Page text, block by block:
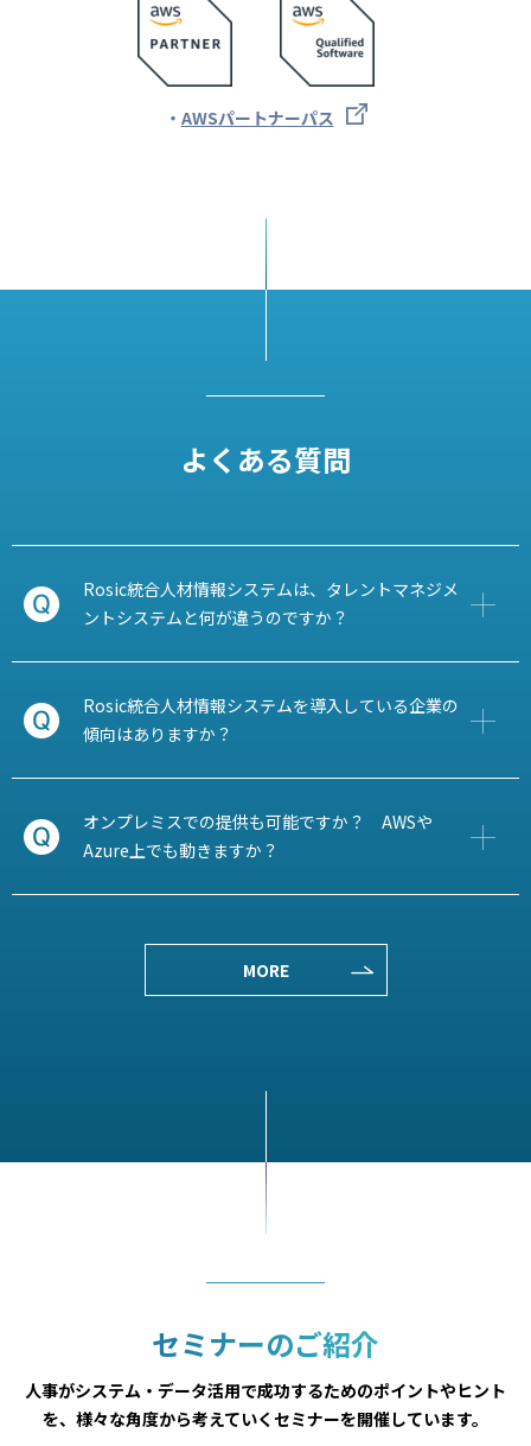
AWSパートナーパス
よくある質問
Rosic統合人材情報システムは、タレントマネジメ
ントシステムと何が違うのですか？
Rosic統合人材情報システムを導入している企業の
傾向はありますか？
オンプレミスでの提供も可能ですか？ AWSや
Azure上でも動きますか？
MORE
セミナーのご紹介
人事がシステム・データ活用で成功するためのポイントやヒント
を、様々な角度から考えていくセミナーを開催しています。